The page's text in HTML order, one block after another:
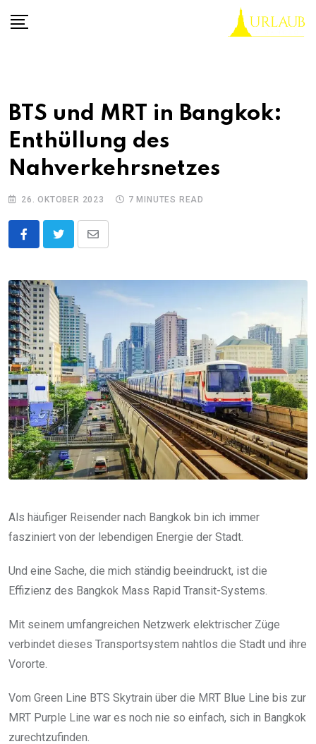
BTS und MRT in Bangkok:
Enthüllung des
Nahverkehrsnetzes
26. OKTOBER 2023 7 MINUTES READ
Share
Email
Als häufiger Reisender nach Bangkok bin ich immer
fasziniert von der lebendigen Energie der Stadt.
Und eine Sache, die mich ständig beeindruckt, ist die
Effizienz des Bangkok Mass Rapid Transit-Systems.
Mit seinem umfangreichen Netzwerk elektrischer Züge
verbindet dieses Transportsystem nahtlos die Stadt und ihre
Vororte.
Vom Green Line BTS Skytrain über die MRT Blue Line bis zur
MRT Purple Line war es noch nie so einfach, sich in Bangkok
zurechtzufinden.